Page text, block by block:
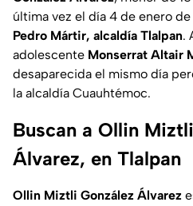
última vez el día 4 de enero
Pedro Mártir, alcaldía Tlalpan.
adolescente Monserrat Altair
desaparecida el mismo día
la alcaldía Cuauhtémoc.
Buscan a Ollin
Álvarez, en Tlalpan
Ollin Miztli González Álvarez